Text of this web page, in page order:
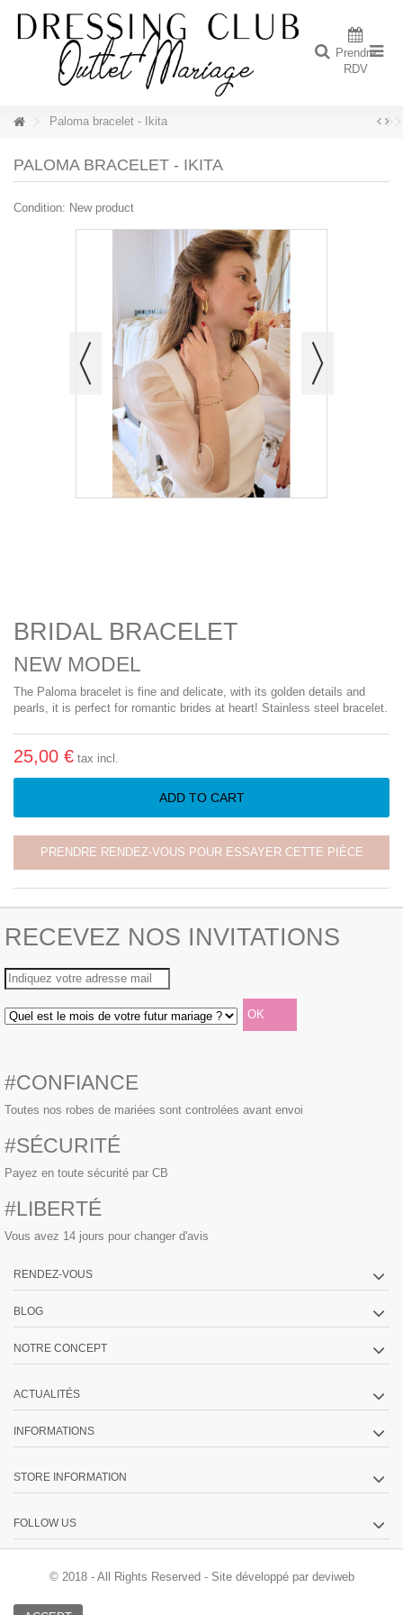
Prendre
RDV
Paloma bracelet - Ikita
PALOMA BRACELET - IKITA
Condition: New product
BRIDAL BRACELET
NEW MODEL
The Paloma bracelet is fine and delicate, with its golden details and
pearls, it is perfect for romantic brides at heart! Stainless steel bracelet.
25,00 € tax incl.
ADD TO CART
PRENDRE RENDEZ-VOUS POUR ESSAYER CETTE PIÈCE
RECEVEZ NOS INVITATIONS
#CONFIANCE
Toutes nos robes de mariées sont controlées avant envoi
#SÉCURITÉ
Payez en toute sécurité par CB
#LIBERTÉ
Vous avez 14 jours pour changer d'avis
RENDEZ-VOUS
BLOG
NOTRE CONCEPT
ACTUALITÉS
INFORMATIONS
STORE INFORMATION
FOLLOW US
© 2018 - All Rights Reserved - Site développé par deviweb